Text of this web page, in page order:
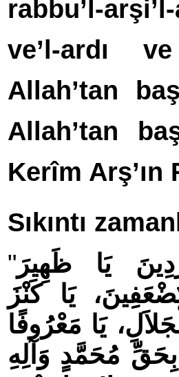
rabbu’l-
ve’l-ardı
Allah’tan baş
Allah’tan ba
Kerîm Arş’ın
Sıkın­tı
" يَا ظَهِيرَ
يَا كَنْزَ
يَا مَعْرُوفًا
بِحَقِّ مُحَمَّدٍ وَآلِهِ